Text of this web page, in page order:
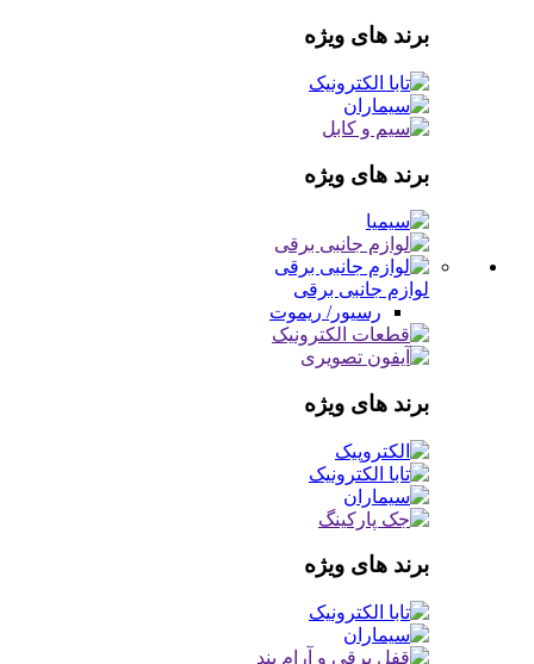
برند های ویژه
برند های ویژه
لوازم جانبی برقی
رسیور/ ریموت
برند های ویژه
برند های ویژه